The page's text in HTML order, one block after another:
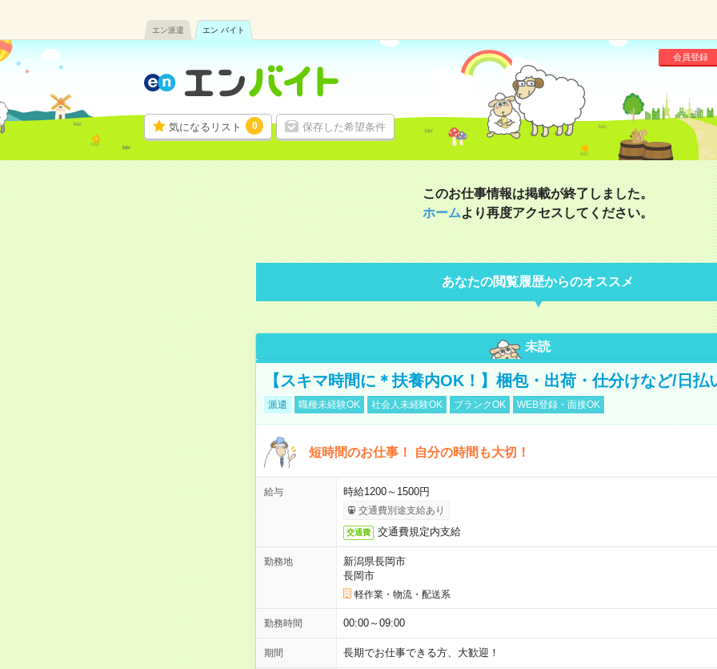
エン派遣 エン バイト
気になるリスト 0 保存した希望条件
会員登録
このお仕事情報は掲載が終了しました。
ホームより再度アクセスしてください。
あなたの閲覧履歴からのオススメ
未読
【スキマ時間に＊扶養内OK！】梱包・出荷・仕分けなど/日払
派遣 職種未経験OK 社会人未経験OK ブランクOK WEB登録・面接OK
短時間のお仕事！ 自分の時間も大切！
給与 時給1200～1500円
交通費別途支給あり
交通費 交通費規定内支給
勤務地
新潟県長岡市
長岡市
軽作業・物流・配送系
勤務時間 00:00～09:00
期間 長期でお仕事できる方、大歓迎！